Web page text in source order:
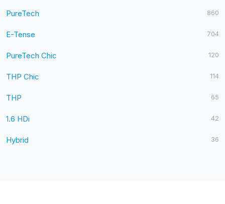
PureTech 860
E-Tense 704
PureTech Chic 120
THP Chic 114
THP 65
1.6 HDi 42
Hybrid 36